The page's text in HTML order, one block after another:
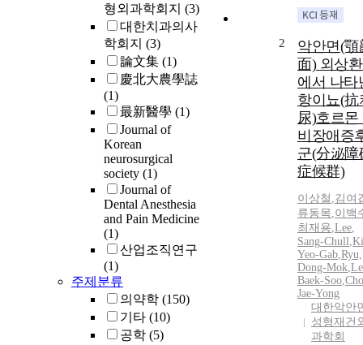
형외과학회지 (3)
대한치과의사
학회지 (3)
論文集 (1)
慶北大農學誌
(1)
最新醫學 (1)
Journal of
Korean
neurosurgical
society (1)
Journal of
Dental Anesthesia
and Pain Medicine
(1)
산업조직연구
(1)
주제분류
의약학 (150)
기타 (10)
공학 (5)
2
악안면(顎
面) 외상
에서 나타
항이뇨(抗
尿)호르몬
비장애증
군(分泌障
症候群)
이상철 ,김여
류동목,이백
최재용,Lee,
Sang-Chull,
Yeo-Gab,Ryu,
Dong-Mok,
Baek-Soo,
Jae-Yong
대한악안
성형재건
과학회